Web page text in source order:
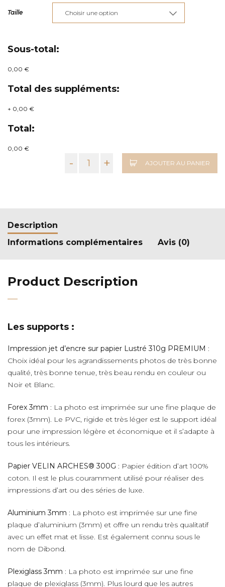
€285,00
Taille
Sous-total:
0,00 €
Total des suppléments:
+ 0,00 €
Total:
0,00 €
- + AJOUTER AU PANIER
Description
Informations complémentaires
Avis (0)
Product Description
Les supports :
Impression jet d’encre sur papier Lustré 310g PREMIUM :
Choix idéal pour les agrandissements photos de très bonne
qualité, très bonne tenue, très beau rendu en couleur ou
Noir et Blanc.
Forex 3mm : La photo est imprimée sur une fine plaque de
forex (3mm). Le PVC, rigide et très léger est le support idéal
pour une impression légère et économique et il s’adapte à
tous les intérieurs.
Papier VELIN ARCHES® 300G : Papier édition d’art 100%
coton. Il est le plus couramment utilisé pour réaliser des
impressions d’art ou des séries de luxe.
Aluminium 3mm : La photo est imprimée sur une fine
plaque d’aluminium (3mm) et offre un rendu très qualitatif
avec un effet mat et lisse. Est également connu sous le
nom de Dibond.
Plexiglass 3mm : La photo est imprimée sur une fine
plaque de plexiglass (3mm). Plus lourd que les autres